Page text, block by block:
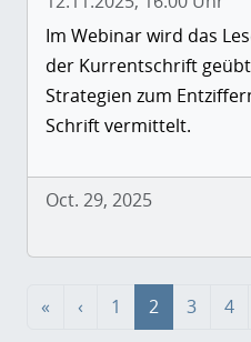
Im Webinar wird das
der Kurrentschrift
Strategien zum
Schrift vermittelt.
Oct. 29, 2025
« ‹ 1 2 3 4